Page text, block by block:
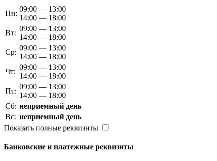
Пн:
09:00 — 13:00
14:00 — 18:00
Вт:
09:00 — 13:00
14:00 — 18:00
Ср:
09:00 — 13:00
14:00 — 18:00
Чт:
09:00 — 13:00
14:00 — 18:00
Пт:
09:00 — 13:00
14:00 — 18:00
Сб: неприемный день
Вс: неприемный день
Показать полные реквизиты
Банковские и платежные реквизиты